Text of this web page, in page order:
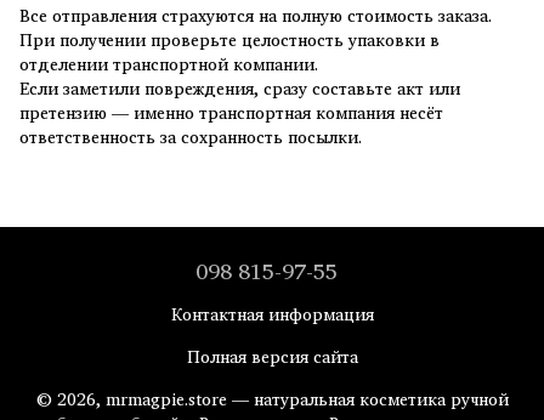
Все отправления страхуются на полную стоимость заказа.
При получении проверьте целостность упаковки в
отделении транспортной компании.
Если заметили повреждения, сразу составьте акт или
претензию — именно транспортная компания несёт
ответственность за сохранность посылки.
098 815-97-55
Контактная информация
Полная версия сайта
© 2026, mrmagpie.store — натуральная косметика ручной